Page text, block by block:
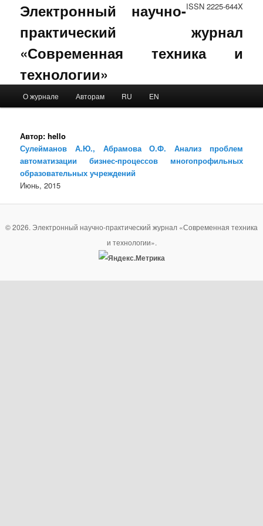
ISSN 2225-644X
Электронный научно-
практический журнал
«Современная техника и
технологии»
Skip to primary content
Skip to secondary content
О журнале Авторам RU EN
Автор: hello
Сулейманов А.Ю., Абрамова О.Ф. Анализ проблем
автоматизации бизнес-процессов многопрофильных
образовательных учреждений
Июнь, 2015
© 2026. Электронный научно-практический журнал «Современная техника
и технологии».